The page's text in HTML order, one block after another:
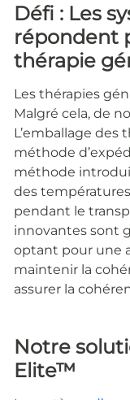
Défi : Les
répondent
thérapie
Les thérapies
Malgré cela, de
L’emballage des
méthode
méthode
des
pendant le
innovantes sont
optant pour une
maintenir la
assurer la
Notre
Elite™